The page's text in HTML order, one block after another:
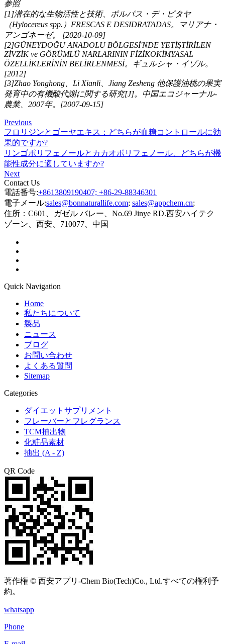
参照
[1]潜在的な生物活性と技術、ポルパス・デ・ピタヤ
（Hylocereus spp.）FRESCAS E DESIDRATADAS。マリアナ・
アンゴネーゼ。 [2020-10-09]
[2]GÜNEYDOĞU ANADOLU BÖLGESİ'NDE YETİŞTİRİLEN
ZİVZİK ve GÖRÜMLÜ NARLARININ FİZİKOKİMYASAL
ÖZELLİKLERİNİN BELİRLENMESİ。ギュルシャ・イゾル。
[2012]
[3]Zhao Yonghong、Li Xianli、Jiang Zesheng 他保護油桃の果実
発育中の有機酸代謝に関する研究[J]。中国エコジャーナル-
農業、2007年。[2007-09-15]
Previous
フロリジンとゴーヤエキス：どちらが血糖コントロールに効
果的ですか?
リンゴポリフェノールとカカオポリフェノール、どちらが機
能性成分に適していますか?
Next
Contact Us
電話番号:+8613809190407; +86-29-88346301
電子メール:sales@bonnaturallife.com; sales@appchem.cn;
住所： C601、ガゼル バレー、No.69 Jinye RD.西安ハイテク
ゾーン、西安、710077、中国
Quick Navigation
Home
私たちについて
製品
ニュース
ブログ
お問い合わせ
よくある質問
Sitemap
Categories
ダイエットサプリメント
フレーバーとフレグランス
TCM抽出物
化粧品素材
抽出 (A - Z)
QR Code
著作権 © 西安アプリ-Chem Bio(Tech)Co., Ltd.すべての権利予
約。
whatsapp
Phone